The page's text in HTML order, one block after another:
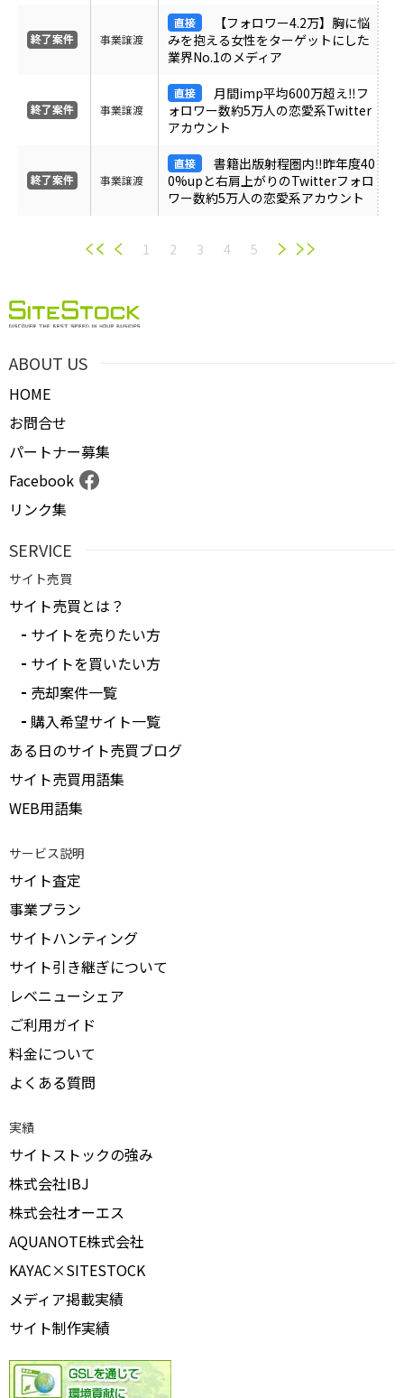
事業譲渡
【フォロワー4.2万】胸に悩
みを抱える女性をターゲットにした
業界No.1のメディア
事業譲渡
月間imp平均600万超え‼︎フ
ォロワー数約5万人の恋愛系Twitter
アカウント
事業譲渡
書籍出版射程圏内‼︎昨年度40
0%upと右肩上がりのTwitterフォロ
ワー数約5万人の恋愛系アカウント
1 2 3 4 5
ABOUT US
HOME
お問合せ
パートナー募集
Facebook
リンク集
SERVICE
サイト売買
サイト売買とは？
サイトを売りたい方
サイトを買いたい方
売却案件一覧
購入希望サイト一覧
ある日のサイト売買ブログ
サイト売買用語集
WEB用語集
サービス説明
サイト査定
事業プラン
サイトハンティング
サイト引き継ぎについて
レベニューシェア
ご利用ガイド
料金について
よくある質問
実績
サイトストックの強み
株式会社IBJ
株式会社オーエス
AQUANOTE株式会社
KAYAC×SITESTOCK
メディア掲載実績
サイト制作実績